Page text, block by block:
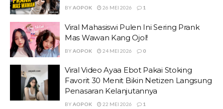
BYAOPOK 26 MEI 2026 1
Viral Mahasiswi Pulen Ini Sering Prank
Mas Wawan Kang Ojol!
BYAOPOK 24 MEI 2026 0
Viral Video Ayaa Ebot Pakai Stoking
Favorit 30 Menit Bikin Netizen Langsung
Penasaran Kelanjutannya
BYAOPOK 22 MEI 2026 1